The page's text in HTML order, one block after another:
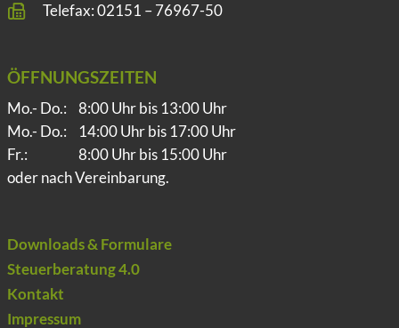
Telefax: 02151 – 76967-50
ÖFFNUNGSZEITEN
Mo.- Do.:
8:00 Uhr bis 13:00 Uhr
Mo.- Do.:
14:00 Uhr bis 17:00 Uhr
Fr.:
8:00 Uhr bis 15:00 Uhr
oder nach Vereinbarung.
Downloads & Formulare
Steuerberatung 4.0
Kontakt
Impressum